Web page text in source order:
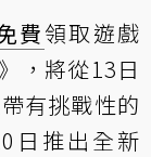
費領取遊戲
，將從13日
有挑戰性的
日推出全新